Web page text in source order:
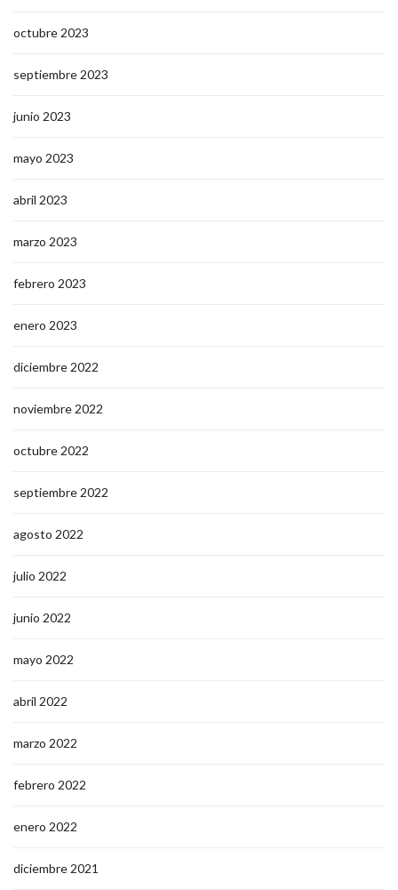
octubre 2023
septiembre 2023
junio 2023
mayo 2023
abril 2023
marzo 2023
febrero 2023
enero 2023
diciembre 2022
noviembre 2022
octubre 2022
septiembre 2022
agosto 2022
julio 2022
junio 2022
mayo 2022
abril 2022
marzo 2022
febrero 2022
enero 2022
diciembre 2021